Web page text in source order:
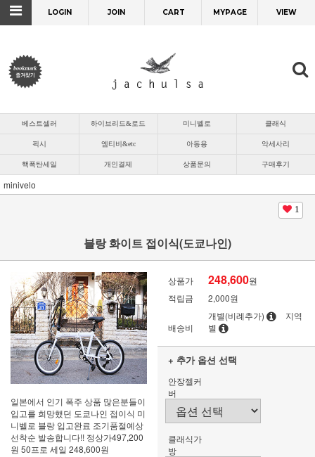
LOGIN JOIN CART MYPAGE VIEW
베스트셀러 하이브리드&로드 미니벨로 클래식
픽시 엠티비&etc 아동용 악세사리
핵폭탄세일 개인결제 상품문의 구매후기
minivelo
1
블랑 화이트 접이식(도쿄나인)
일본에서 인기 폭주 상품 많은분들이
입고를 희망했던 도쿄나인 접이식 미
니벨로 블랑 입고완료 조기품절예상
선착순 발송합니다!! 정상가497,200
원 50프로 세일 248,600원
상품가 248,600원
적립금
2,000원
배송비
개별(비례추가)
지역
별
+ 추가 옵션 선택
안장젤커
버
클래식가
방